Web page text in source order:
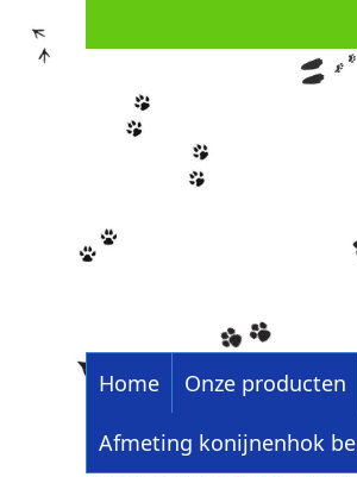
Home Onze producten
Afmeting konijnenhok